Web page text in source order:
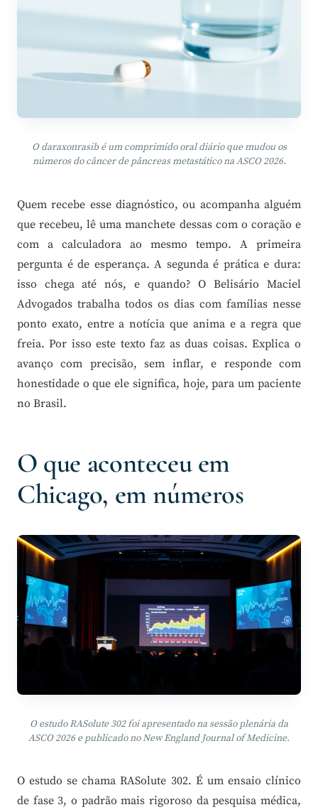
O daraxonrasib é um comprimido oral diário que mudou os
números do câncer de pâncreas metastático na ASCO 2026.
Quem recebe esse diagnóstico, ou acompanha alguém
que recebeu, lê uma manchete dessas com o coração e
com a calculadora ao mesmo tempo. A primeira
pergunta é de esperança. A segunda é prática e dura:
isso chega até nós, e quando? O Belisário Maciel
Advogados trabalha todos os dias com famílias nesse
ponto exato, entre a notícia que anima e a regra que
freia. Por isso este texto faz as duas coisas. Explica o
avanço com precisão, sem inflar, e responde com
honestidade o que ele significa, hoje, para um paciente
no Brasil.
O que aconteceu em
Chicago, em números
O estudo RASolute 302 foi apresentado na sessão plenária da
ASCO 2026 e publicado no New England Journal of Medicine.
O estudo se chama RASolute 302. É um ensaio clínico
de fase 3, o padrão mais rigoroso da pesquisa médica,